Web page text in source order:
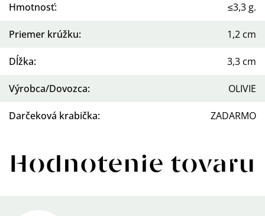
Hmotnosť: ≤3,3 g.
Priemer krúžku: 1,2 cm
Dĺžka: 3,3 cm
Výrobca/Dovozca: OLIVIE
Darčeková krabička: ZADARMO
Hodnotenie tovaru